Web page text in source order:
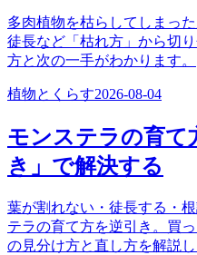
多肉植物を枯らしてしまっ
徒長など「枯れ方」から切
方と次の一手がわかります。
植物とくらす2026-08-04
モンステラの育て
き」で解決する
葉が割れない・徒長する・
テラの育て方を逆引き。買
の見分け方と直し方を解説し